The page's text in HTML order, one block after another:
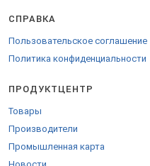
(HoReCa, ритейл),
функциональности и
Специализация: пошив
образовательных
Характеристики продукции
Материалы:
современных
СПРАВКА
Пользовательское соглашение
Политика конфиденциальности
ПРОДУКТЦЕНТР
Товары
Производители
Промышленная карта